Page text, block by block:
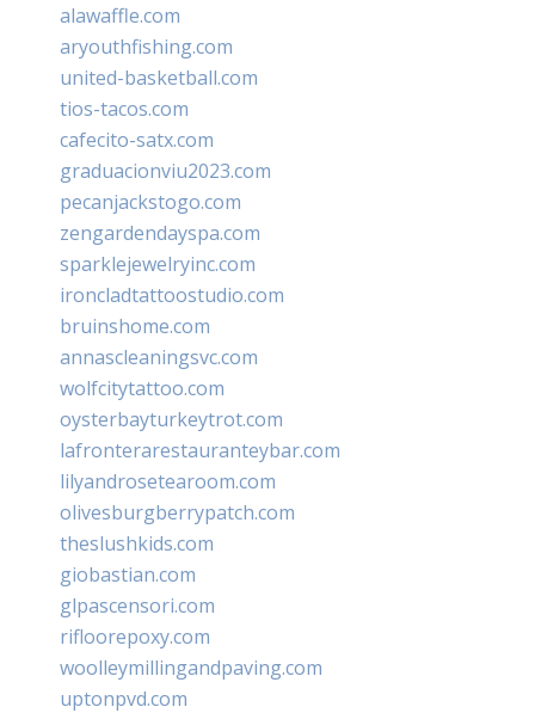
alawaffle.com
aryouthfishing.com
united-basketball.com
tios-tacos.com
cafecito-satx.com
graduacionviu2023.com
pecanjackstogo.com
zengardendayspa.com
sparklejewelryinc.com
ironcladtattoostudio.com
bruinshome.com
annascleaningsvc.com
wolfcitytattoo.com
oysterbayturkeytrot.com
lafronterarestauranteybar.com
lilyandrosetearoom.com
olivesburgberrypatch.com
theslushkids.com
giobastian.com
glpascensori.com
rifloorepoxy.com
woolleymillingandpaving.com
uptonpvd.com